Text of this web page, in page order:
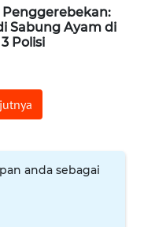
Penggerebekan:
Sabung Ayam di
Polisi
anda sebagai